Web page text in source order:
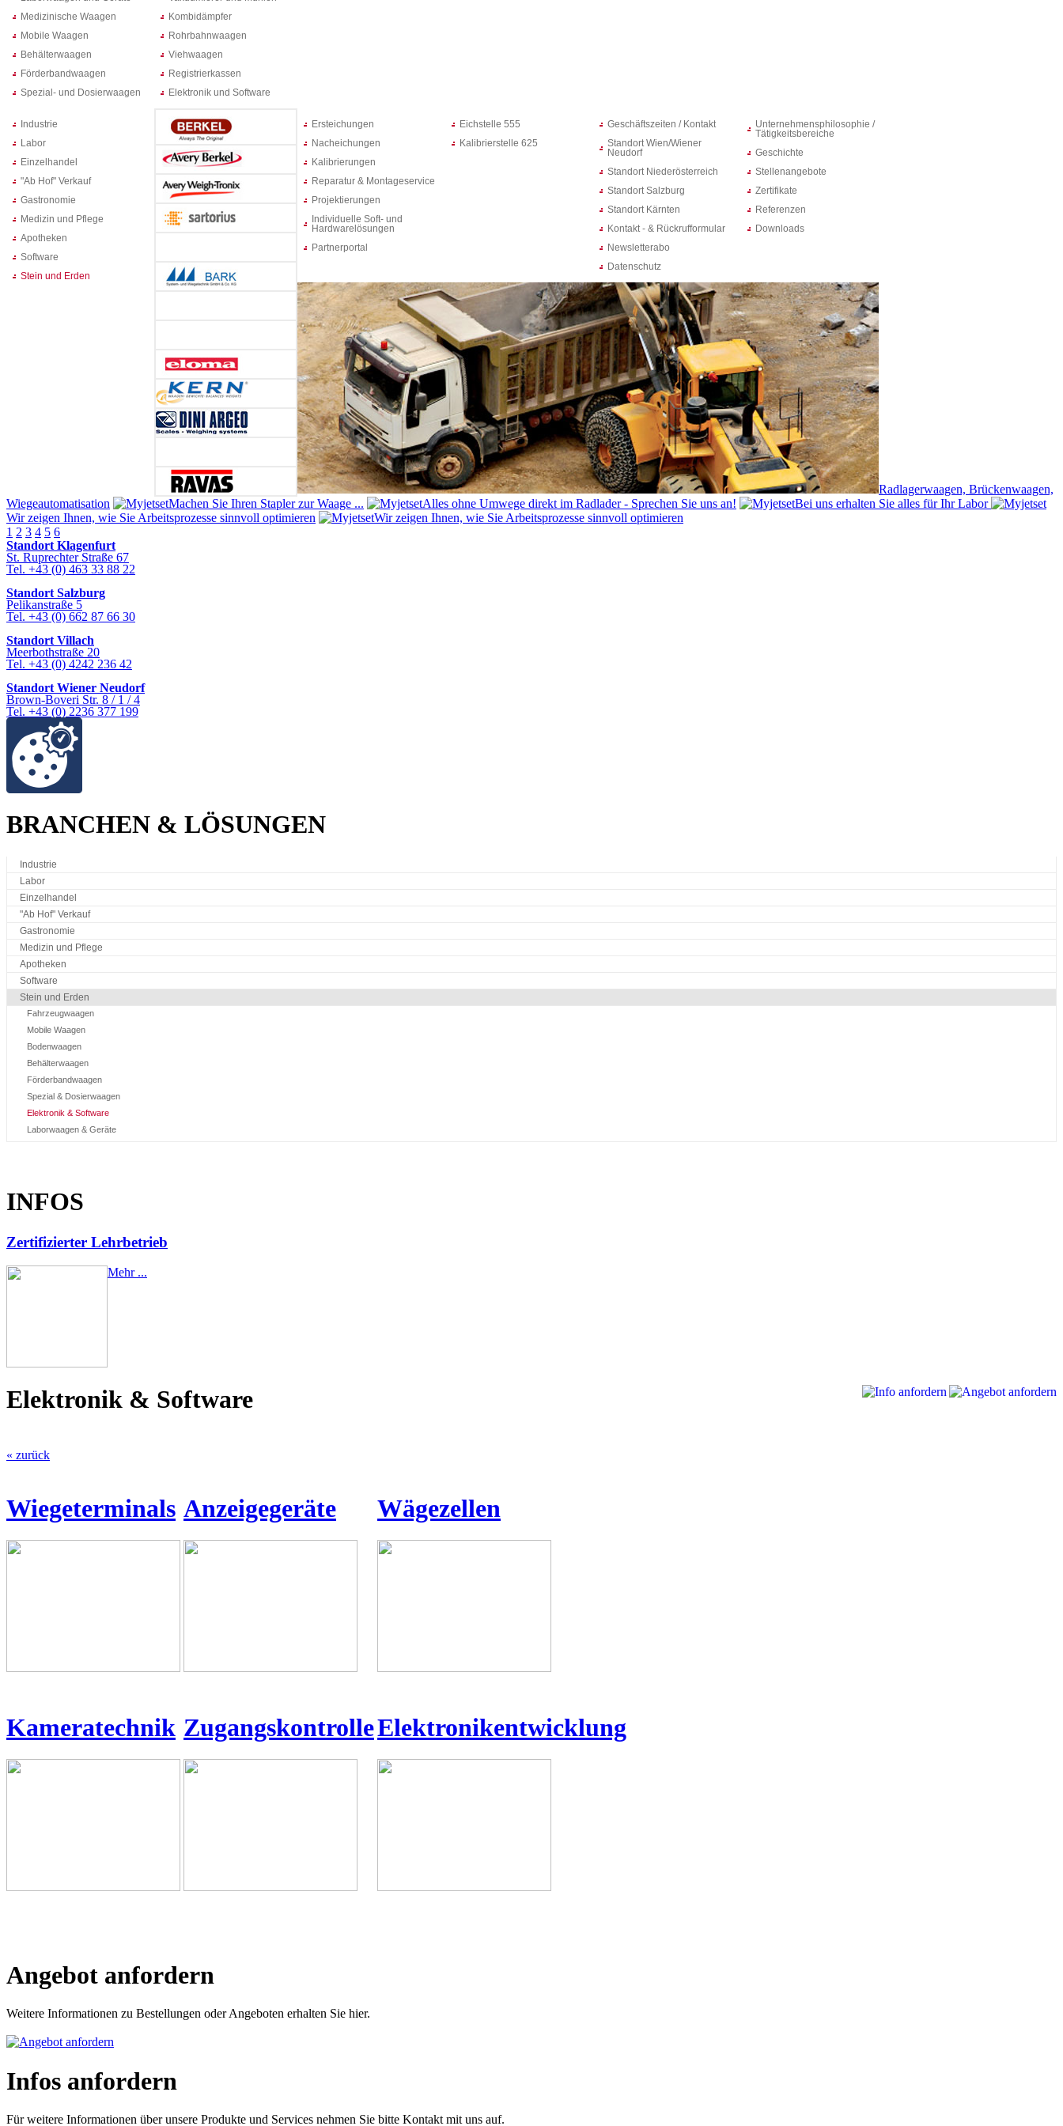
Medizinische Waagen
Mobile Waagen
Behälterwaagen
Förderbandwaagen
Spezial- und Dosierwaagen
Kombidämpfer
Rohrbahnwaagen
Viehwaagen
Registrierkassen
Elektronik und Software
Industrie
Labor
Einzelhandel
"Ab Hof" Verkauf
Gastronomie
Medizin und Pflege
Apotheken
Software
Stein und Erden
Ersteichungen
Nacheichungen
Kalibrierungen
Reparatur & Montageservice
Projektierungen
Individuelle Soft- und
Hardwarelösungen
Partnerportal
Eichstelle 555
Kalibrierstelle 625
Geschäftszeiten / Kontakt
Standort Wien/Wiener
Neudorf
Standort Niederösterreich
Standort Salzburg
Standort Kärnten
Kontakt - & Rückrufformular
Newsletterabo
Datenschutz
Unternehmensphilosophie /
Tätigkeitsbereiche
Geschichte
Stellenangebote
Zertifikate
Referenzen
Downloads
Radlagerwaagen, Brückenwaagen,
Wiegeautomatisation
Machen Sie Ihren Stapler zur Waage ... Alles ohne Umwege direkt im Radlader - Sprechen Sie uns an!
Bei uns erhalten Sie alles für Ihr Labor
Wir zeigen Ihnen, wie Sie Arbeitsprozesse sinnvoll optimieren
Wir zeigen Ihnen, wie Sie Arbeitsprozesse sinnvoll optimieren
1 2 3 4 5 6
Standort Klagenfurt
St. Ruprechter Straße 67
Tel. +43 (0) 463 33 88 22
Standort Salzburg
Pelikanstraße 5
Tel. +43 (0) 662 87 66 30
Standort Villach
Meerbothstraße 20
Tel. +43 (0) 4242 236 42
Standort Wiener Neudorf
Brown-Boveri Str. 8 / 1 / 4
Tel. +43 (0) 2236 377 199
BRANCHEN & LÖSUNGEN
Industrie
Labor
Einzelhandel
"Ab Hof" Verkauf
Gastronomie
Medizin und Pflege
Apotheken
Software
Stein und Erden
Fahrzeugwaagen
Mobile Waagen
Bodenwaagen
Behälterwaagen
Förderbandwaagen
Spezial & Dosierwaagen
Elektronik & Software
Laborwaagen & Geräte
INFOS
Zertifizierter Lehrbetrieb
Mehr ...
Elektronik & Software
« zurück
Wiegeterminals Anzeigegeräte Wägezellen
Kameratechnik ZugangskontrolleElektronikentwicklung
Angebot anfordern
Weitere Informationen zu Bestellungen oder Angeboten erhalten Sie hier.
Infos anfordern
Für weitere Informationen über unsere Produkte und Services nehmen Sie bitte Kontakt mit uns auf.